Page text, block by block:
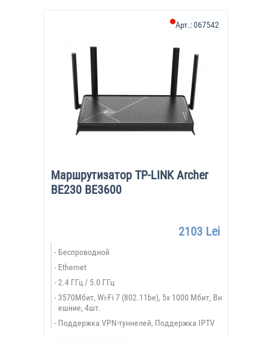
Маршрутизатор TP-LINK Archer
BE230 BE3600
Арт.:067542
2103 Lei
Беспроводной
Ethernet
2.4 ГГц / 5.0 ГГц
3570Мбит, Wi-Fi 7 (802.11be), 5х 1000 Мбит, Вн
ешние, 4шт.
Поддержка VPN-туннелей, Поддержка IPTV